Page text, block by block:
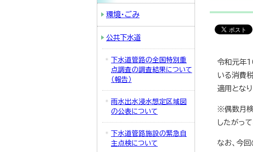
令和元年
いる消費
適用となり
※偶数月検
したがっ
なお、今
環境・ごみ
公共下水道
下水道管路の全国特別重
点調査の調査結果について
（報告）
雨水出水浸水想定区域図
の公表について
下水道管路施設の緊急自
主点検について